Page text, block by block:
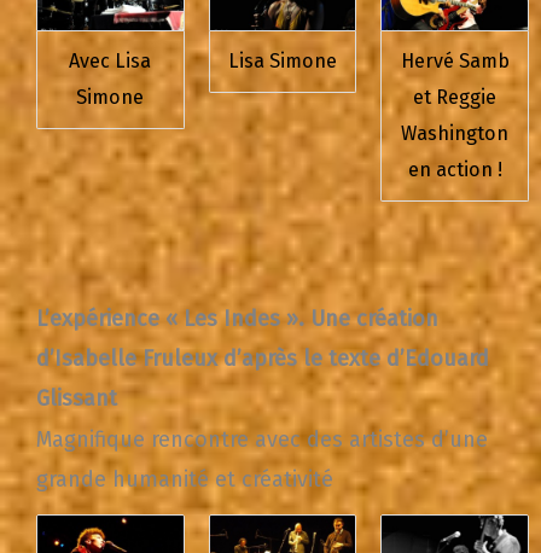
Avec Lisa
Simone
Lisa Simone
Hervé Samb
et Reggie
Washington
en action !
L’expérience « Les Indes ». Une création
d’Isabelle Fruleux d’après le texte d’Edouard
Glissant
Magnifique rencontre avec des artistes d’une
grande humanité et créativité